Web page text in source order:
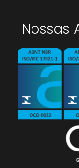
Nossas